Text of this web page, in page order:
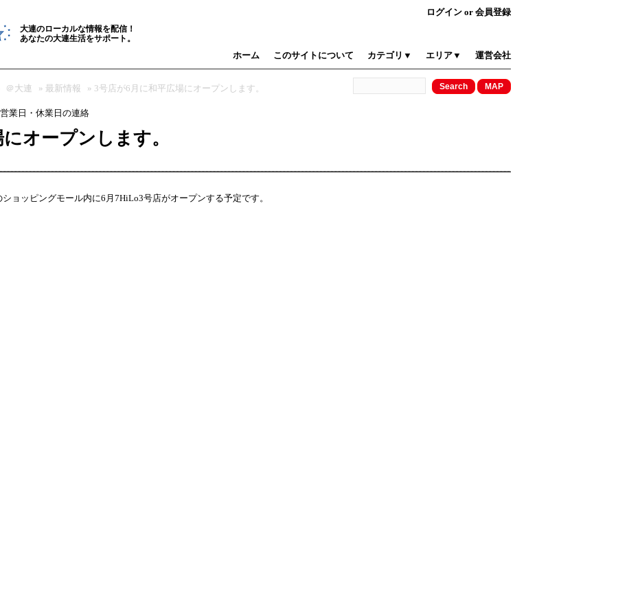
ログイン or 会員登録
大連のローカルな情報を配信！
あなたの大連生活をサポート。
ホーム
このサイトについて カテゴリ▼ エリア▼ 運営会社
＠大連 » 最新情報 » 3号店が6月に和平広場にオープンします。
業日・休業日の連絡
オープンします。
ョッピングモール内に6月7HiLo3号店がオープンする予定です。